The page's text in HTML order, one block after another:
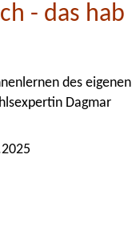
- das hab
des eigenen
Dagmar